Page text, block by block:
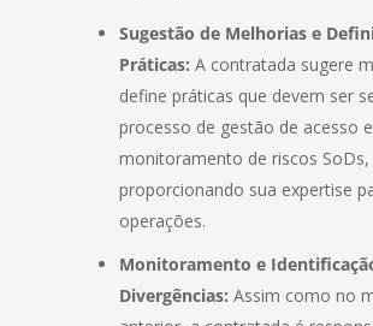
Sugestão de Melhorias e
Práticas: A contratada sugere
define práticas que devem ser
processo de gestão de acesso e
monitoramento de riscos SoDs,
proporcionando sua expertise
operações.
Monitoramento e
Divergências: Assim como no